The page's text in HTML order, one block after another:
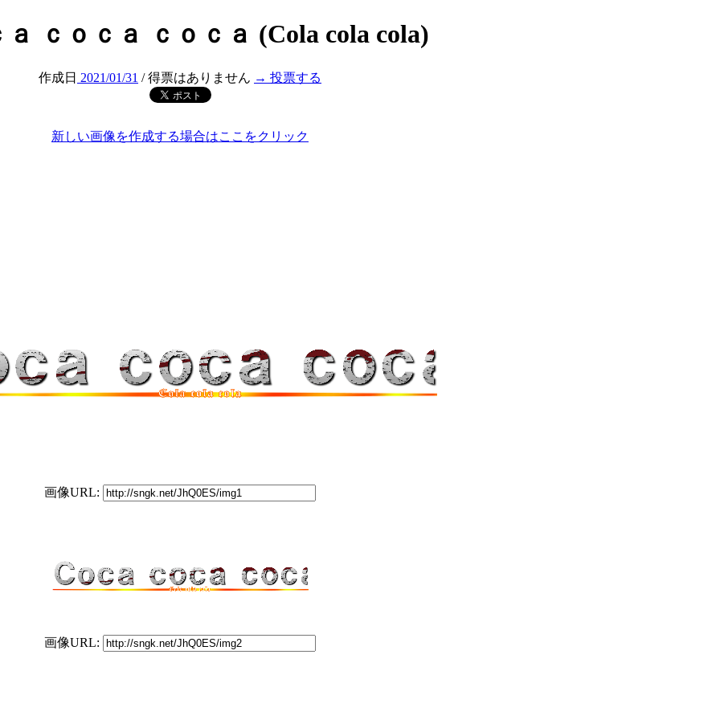
ｃｏｃａ ｃｏｃａ (Cola cola cola)
作成日 2021/01/31 / 得票はありません → 投票する
新しい画像を作成する場合はここをクリック
画像URL:
画像URL: